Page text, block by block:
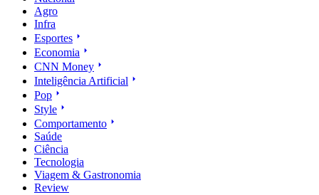
Agro
Infra
Esportes
Economia
CNN Money
Inteligência Artificial
Pop
Style
Comportamento
Saúde
Ciência
Tecnologia
Viagem & Gastronomia
Review